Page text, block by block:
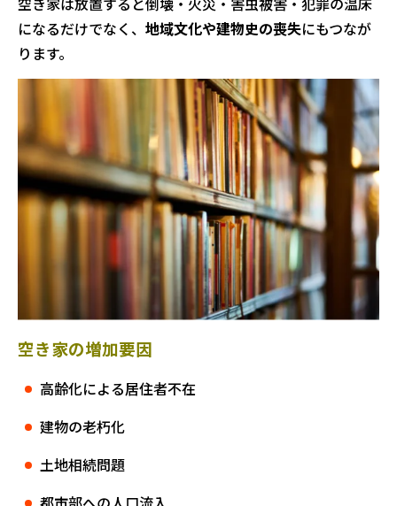
になるだけでなく、 地域文化や建物史の喪失にもつなが
ります。
空き家の増加要因
高齢化による居住者不在
建物の老朽化
土地相続問題